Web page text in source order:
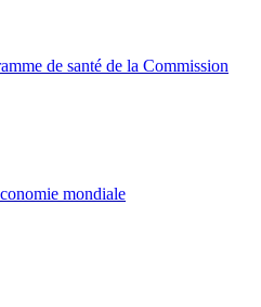
de santé de la Commission
mondiale